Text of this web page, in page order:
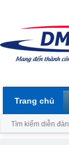
Trang chủ
Tìm kiếm diễn đàn